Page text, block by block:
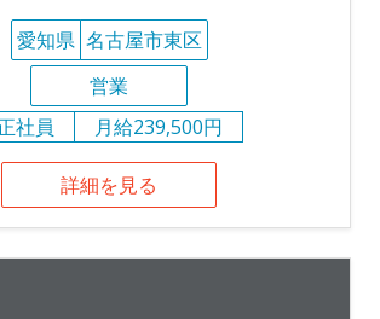
愛知県 名古屋市東区
営業
社員
月給239,500円
詳細を見る